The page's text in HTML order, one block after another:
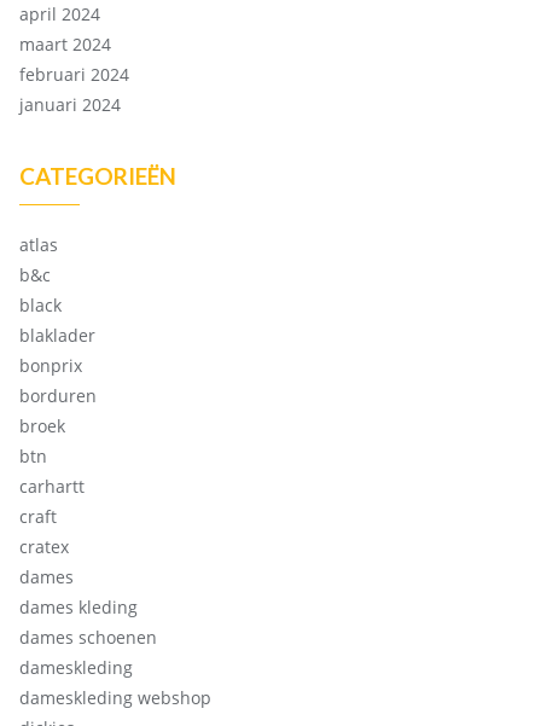
april 2024
maart 2024
februari 2024
januari 2024
CATEGORIEËN
atlas
b&c
black
blaklader
bonprix
borduren
broek
btn
carhartt
craft
cratex
dames
dames kleding
dames schoenen
dameskleding
dameskleding webshop